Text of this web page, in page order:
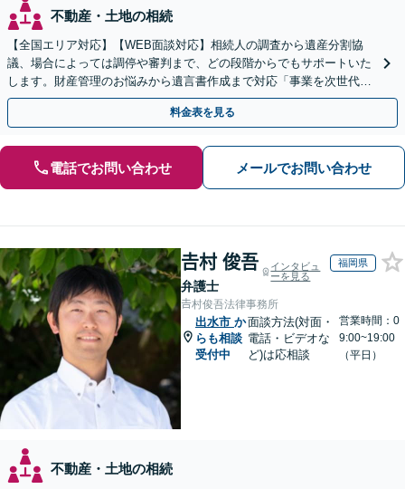
不動産・土地の相続
【全国エリア対応】【WEB面談対応】相続人の調査から遺産分割協
議、場合によっては調停や審判まで、どの段階からでもサポートいた
します。財産管理のお悩みから遺言書作成まで対応「事業を次世代に
引き継ぐ安心の事業承継をサポート」【完全個室相談】
料金表を見る
電話でお問い合わせ メールでお問い合わせ
𠮷村 俊吾
弁護士
インタビュ
ーを見る
福岡県
𠮷村俊吾法律事務所
出水市 か
らも相談
受付中
面談方法(対面・
電話・ビデオな
ど)は応相談
営業時間：0
9:00~19:00
（平日）
不動産・土地の相続